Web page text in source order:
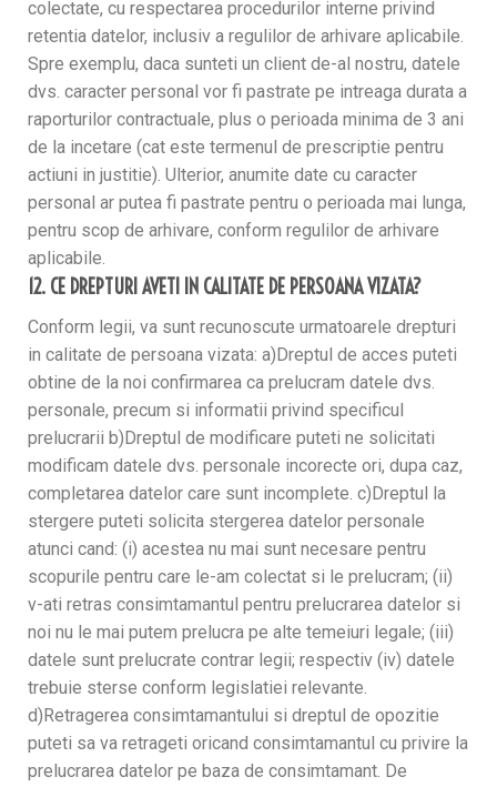
colectate, cu respectarea procedurilor interne privind
retentia datelor, inclusiv a regulilor de arhivare aplicabile.
Spre exemplu, daca sunteti un client de-al nostru, datele
dvs. caracter personal vor fi pastrate pe intreaga durata a
raporturilor contractuale, plus o perioada minima de 3 ani
de la incetare (cat este termenul de prescriptie pentru
actiuni in justitie). Ulterior, anumite date cu caracter
personal ar putea fi pastrate pentru o perioada mai lunga,
pentru scop de arhivare, conform regulilor de arhivare
aplicabile.
12. CE DREPTURI AVETI IN CALITATE DE PERSOANA VIZATA?
Conform legii, va sunt recunoscute urmatoarele drepturi
in calitate de persoana vizata: a)Dreptul de acces puteti
obtine de la noi confirmarea ca prelucram datele dvs.
personale, precum si informatii privind specificul
prelucrarii b)Dreptul de modificare puteti ne solicitati
modificam datele dvs. personale incorecte ori, dupa caz,
completarea datelor care sunt incomplete. c)Dreptul la
stergere puteti solicita stergerea datelor personale
atunci cand: (i) acestea nu mai sunt necesare pentru
scopurile pentru care le-am colectat si le prelucram; (ii)
v-ati retras consimtamantul pentru prelucrarea datelor si
noi nu le mai putem prelucra pe alte temeiuri legale; (iii)
datele sunt prelucrate contrar legii; respectiv (iv) datele
trebuie sterse conform legislatiei relevante.
d)Retragerea consimtamantului si dreptul de opozitie
puteti sa va retrageti oricand consimtamantul cu privire la
prelucrarea datelor pe baza de consimtamant. De